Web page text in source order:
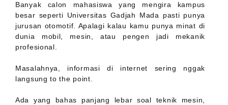
Banyak calon mahasiswa yang mengira kampus
besar seperti Universitas Gadjah Mada pasti punya
jurusan otomotif. Apalagi kalau kamu punya minat di
dunia mobil, mesin, atau pengen jadi mekanik
profesional.
Masalahnya, informasi di internet sering nggak
langsung to the point.
Ada yang bahas panjang lebar soal teknik mesin,